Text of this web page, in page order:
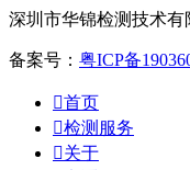
深圳市华锦检测技术有
备案号： 粤ICP备
首页
检测服务
关于